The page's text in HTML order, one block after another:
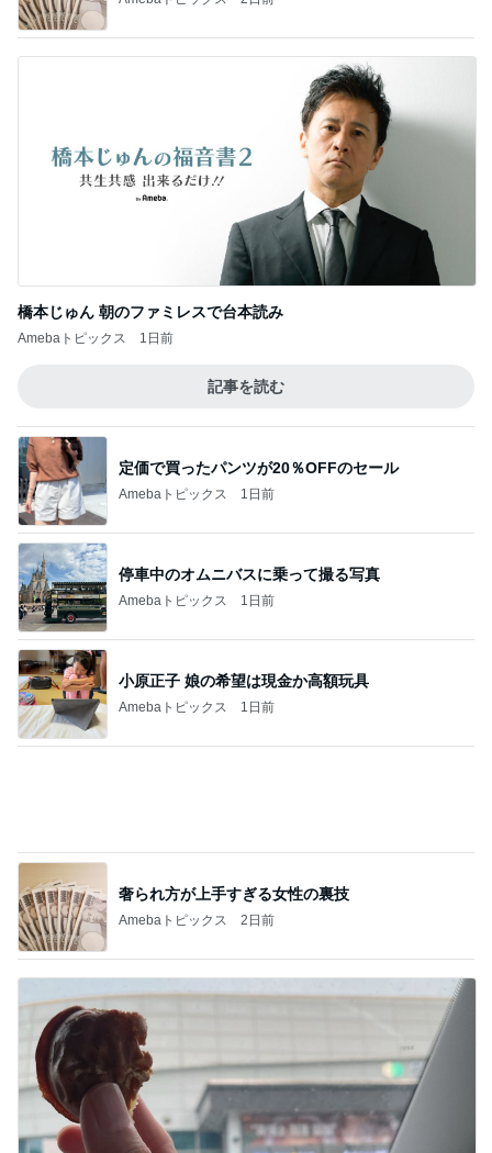
記事を読む
定価で買ったパンツが20％OFFのセール
Amebaトピックス 1日前
Amebaトピックス 1日前
小原正子 娘の希望は現金か高額玩具
Amebaトピックス 1日前
奢られ方が上手すぎる女性の裏技
Amebaトピックス 2日前
ドクターに言われ嬉しかったカンファ
Amebaトピックス 20時間前
記事を読む